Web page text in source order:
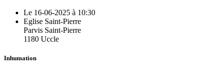
Le 16-06-2025 à 10:30
Eglise Saint-Pierre
Parvis Saint-Pierre
1180 Uccle
Inhumation